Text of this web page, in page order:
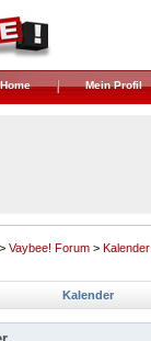
Home Mein Profil
> Vaybee! Forum > Kalender
Kalender